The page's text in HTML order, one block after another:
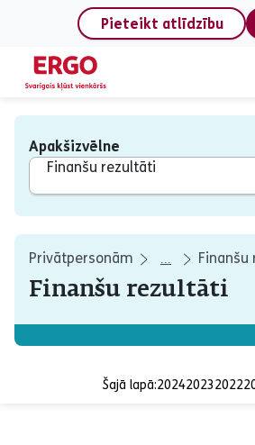
content
Pieteikt atlīdzību
Apakšizvēlne
Finanšu rezultāti
Privātpersonām ... Finanšu
Finanšu rezultāti
Šajā lapā:202420232022